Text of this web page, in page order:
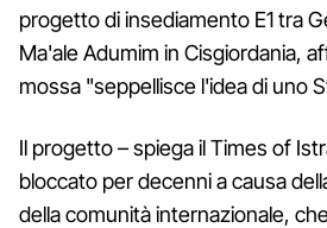
progetto di insediamento E1 tra
Ma'ale Adumim in Cisgiordania,
mossa "seppellisce l'idea di uno
Il progetto – spiega il Times of
bloccato per decenni a causa
della comunità internazionale,